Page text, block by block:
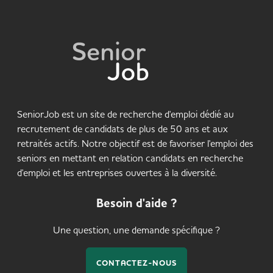
SeniorJob est un site de recherche d'emploi dédié au
recrutement de candidats de plus de 50 ans et aux
retraités actifs. Notre objectif est de favoriser l'emploi des
seniors en mettant en relation candidats en recherche
d'emploi et les entreprises ouvertes à la diversité.
Besoin d'aide ?
Une question, une demande spécifique ?
CONTACTEZ-NOUS